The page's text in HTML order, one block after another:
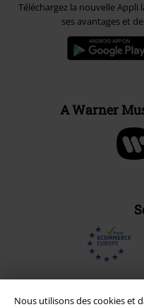
Nous utilisons des cookies et
Téléchargez la nouvelle
ses avantages et
A Warner